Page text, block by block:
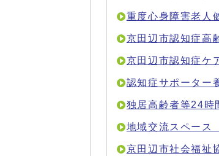
重度心身障害老人
京田辺市認知症高
京田辺市認知症ケ
認知症サポーター
独居高齢者等24時
地域交流スペース
京田辺市社会福祉